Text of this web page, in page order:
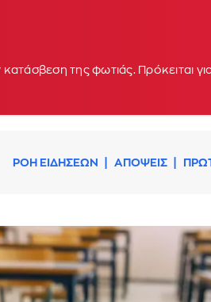
της φωτιάς. Πρόκειται
ΡΟΗ ΕΙΔΗΣΕΩΝ ΑΠΟΨΕΙΣ